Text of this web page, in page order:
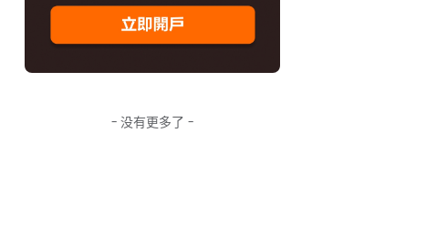
- 没有更多了 -